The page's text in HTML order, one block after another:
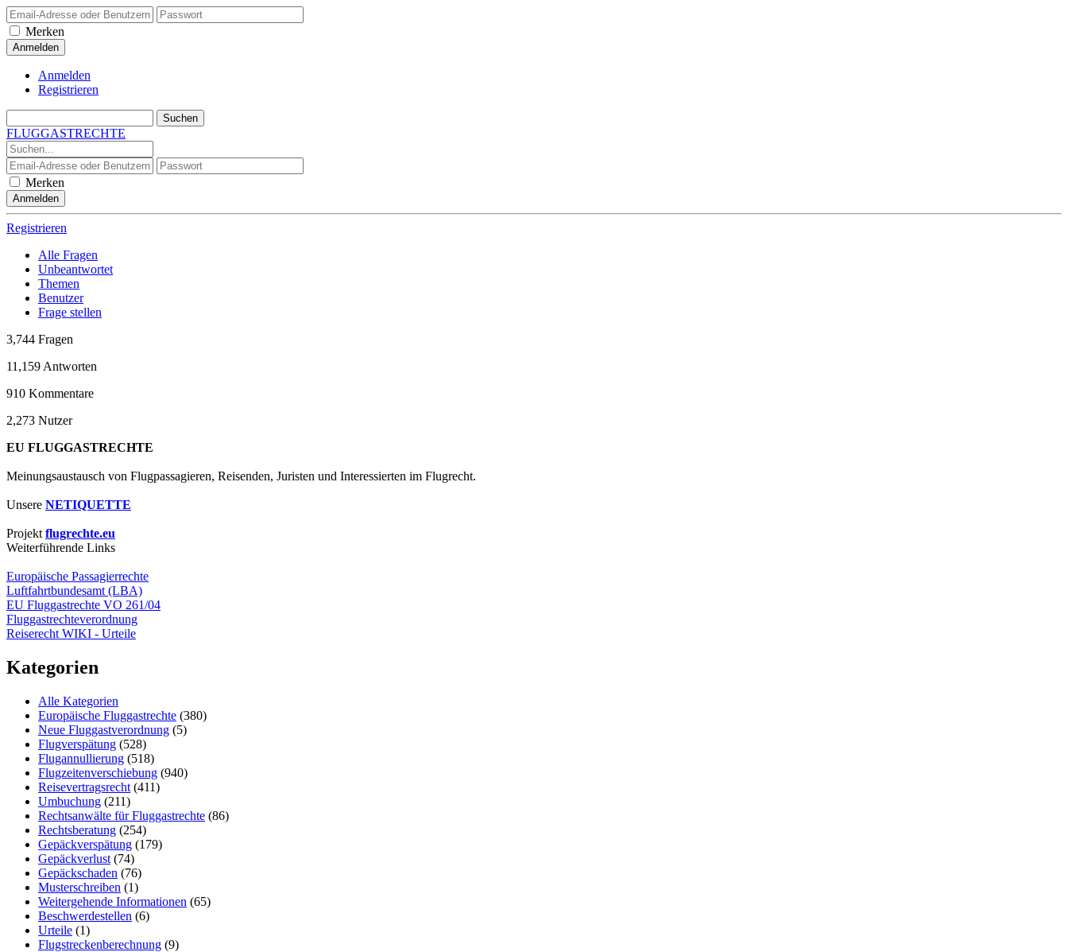
Merken
Anmelden
Registrieren
FLUGGASTRECHTE
Merken
Registrieren
Alle Fragen
Unbeantwortet
Themen
Benutzer
Frage stellen
3,744 Fragen
11,159 Antworten
910 Kommentare
2,273 Nutzer
EU FLUGGASTRECHTE
Meinungsaustausch von Flugpassagieren, Reisenden, Juristen und Interessierten im Flugrecht.
Unsere NETIQUETTE
Projekt flugrechte.eu
Weiterführende Links
Europäische Passagierrechte
Luftfahrtbundesamt (LBA)
EU Fluggastrechte VO 261/04
Fluggastrechteverordnung
Reiserecht WIKI - Urteile
Kategorien
Alle Kategorien
Europäische Fluggastrechte (380)
Neue Fluggastverordnung (5)
Flugverspätung (528)
Flugannullierung (518)
Flugzeitenverschiebung (940)
Reisevertragsrecht (411)
Umbuchung (211)
Rechtsanwälte für Fluggastrechte (86)
Rechtsberatung (254)
Gepäckverspätung (179)
Gepäckverlust (74)
Gepäckschaden (76)
Musterschreiben (1)
Weitergehende Informationen (65)
Beschwerdestellen (6)
Urteile (1)
Flugstreckenberechnung (9)